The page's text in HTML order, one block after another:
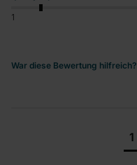
1
War diese Bewertung hilfreich?
1